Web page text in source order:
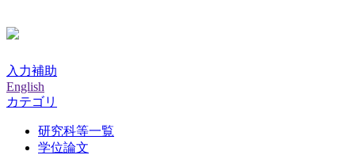
入力補助
English
カテゴリ
研究科等一覧
学位論文